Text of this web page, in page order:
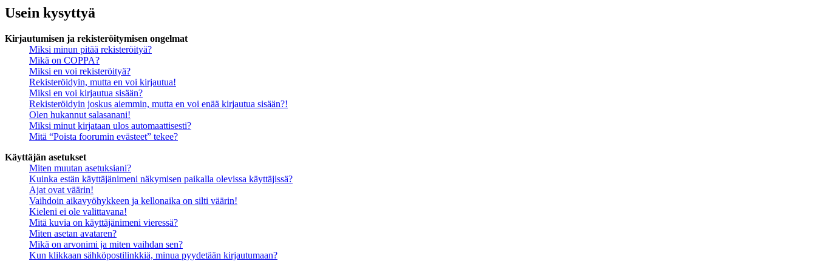
Usein kysyttyä
Kirjautumisen ja rekisteröitymisen ongelmat
Miksi minun pitää rekisteröityä?
Mikä on COPPA?
Miksi en voi rekisteröityä?
Rekisteröidyin, mutta en voi kirjautua!
Miksi en voi kirjautua sisään?
Rekisteröidyin joskus aiemmin, mutta en voi enää kirjautua sisään?!
Olen hukannut salasanani!
Miksi minut kirjataan ulos automaattisesti?
Mitä “Poista foorumin evästeet” tekee?
Käyttäjän asetukset
Miten muutan asetuksiani?
Kuinka estän käyttäjänimeni näkymisen paikalla olevissa käyttäjissä?
Ajat ovat väärin!
Vaihdoin aikavyöhykkeen ja kellonaika on silti väärin!
Kieleni ei ole valittavana!
Mitä kuvia on käyttäjänimeni vieressä?
Miten asetan avataren?
Mikä on arvonimi ja miten vaihdan sen?
Kun klikkaan sähköpostilinkkiä, minua pyydetään kirjautumaan?